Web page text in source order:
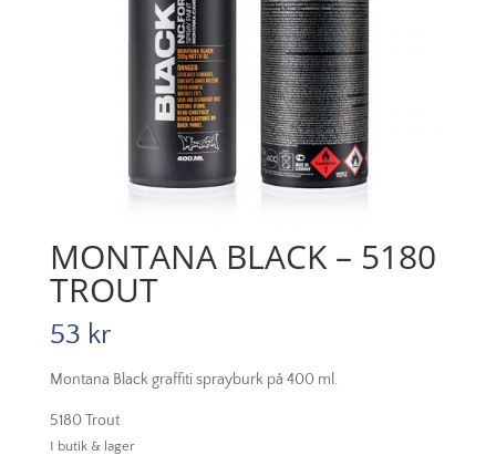
MONTANA BLACK – 5180
TROUT
53 kr
Montana Black graffiti sprayburk på 400 ml.
5180 Trout
I butik & lager